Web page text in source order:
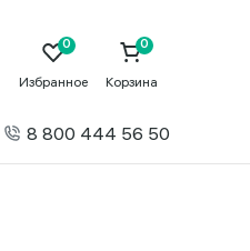
Избранное Корзина
8 800 444 56 50